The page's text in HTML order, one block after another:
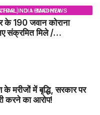
के 190 जवान कोराना
संक्रमित मिले /
मरीजों में बृद्धि, सरकार पर
करने का आरोप!